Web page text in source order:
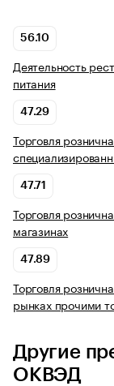
56.10
Деятельность
питания
47.29
Торговля
47.71
Торговля
магазинах
47.89
Торговля
рынках прочими
Другие
ОКВЭД